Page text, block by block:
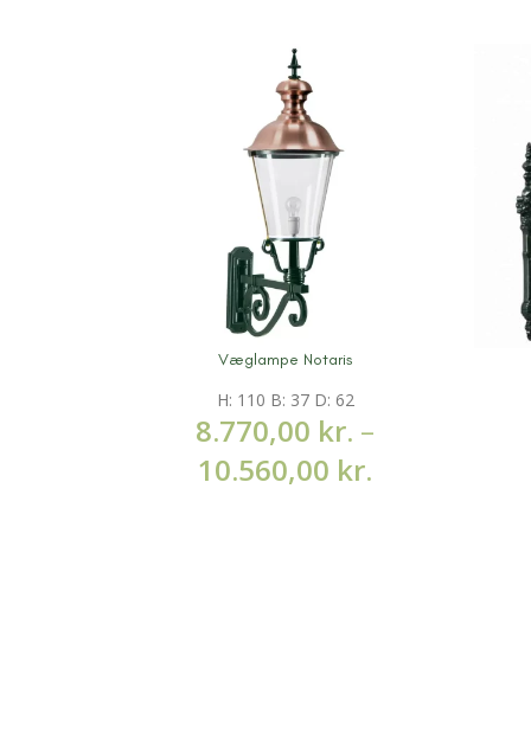
Mere information
Væglampe Notaris
H: 110 B: 37 D: 62
8.770,00 kr. –
10.560,00 kr.